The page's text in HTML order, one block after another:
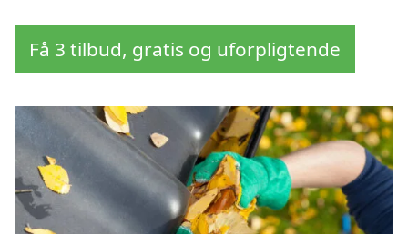
Få 3 tilbud, gratis og uforpligtende